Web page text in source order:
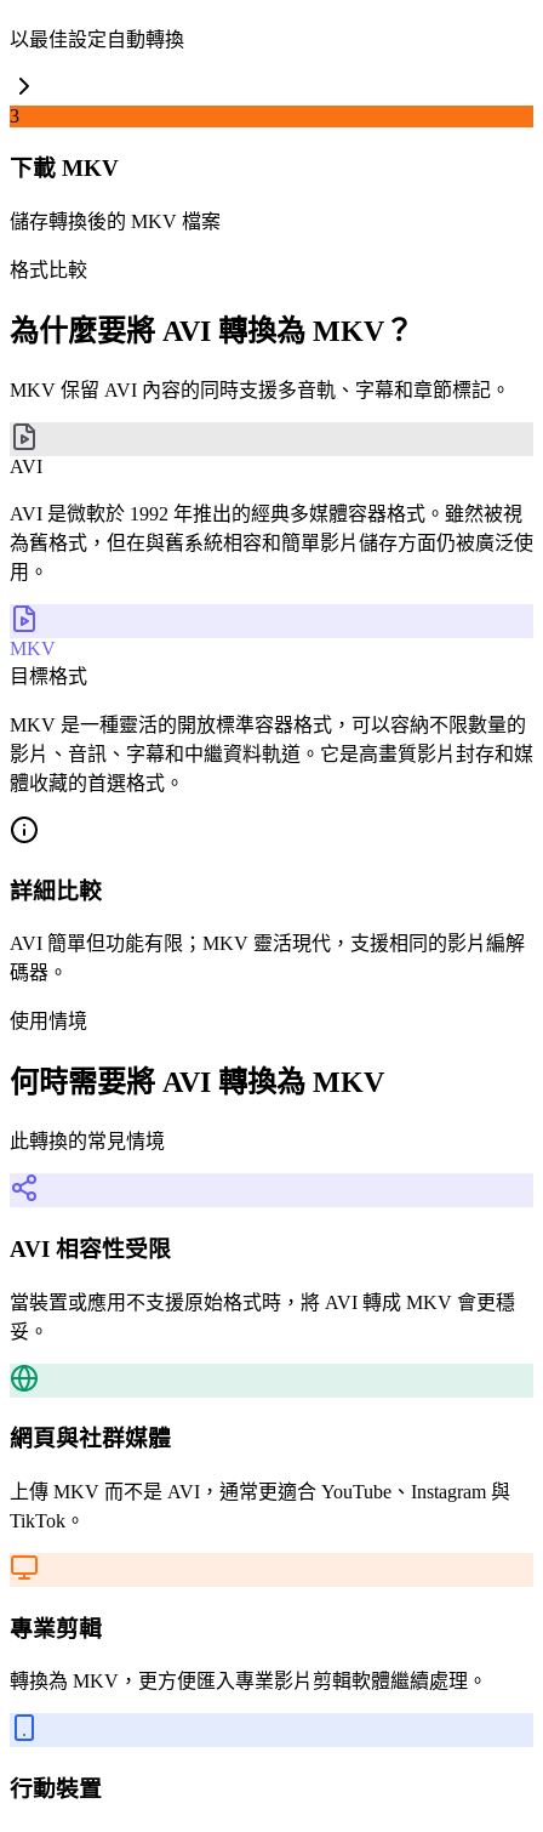
以最佳設定自動轉換
3
下載 MKV
儲存轉換後的 MKV 檔案
格式比較
為什麼要將 AVI 轉換為 MKV？
MKV 保留 AVI 內容的同時支援多音軌、字幕和章節標記。
AVI
AVI 是微軟於 1992 年推出的經典多媒體容器格式。雖然被視
為舊格式，但在與舊系統相容和簡單影片儲存方面仍被廣泛使
用。
MKV
目標格式
MKV 是一種靈活的開放標準容器格式，可以容納不限數量的
影片、音訊、字幕和中繼資料軌道。它是高畫質影片封存和媒
體收藏的首選格式。
詳細比較
AVI 簡單但功能有限；MKV 靈活現代，支援相同的影片編解
碼器。
使用情境
何時需要將 AVI 轉換為 MKV
此轉換的常見情境
AVI 相容性受限
當裝置或應用不支援原始格式時，將 AVI 轉成 MKV 會更穩
妥。
網頁與社群媒體
上傳 MKV 而不是 AVI，通常更適合 YouTube、Instagram 與
TikTok。
專業剪輯
轉換為 MKV，更方便匯入專業影片剪輯軟體繼續處理。
行動裝置